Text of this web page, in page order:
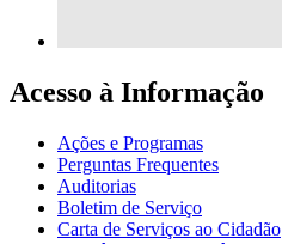
Acesso à Informação
Ações e Programas
Perguntas Frequentes
Auditorias
Boletim de Serviço
Carta de Serviços ao Cidadão